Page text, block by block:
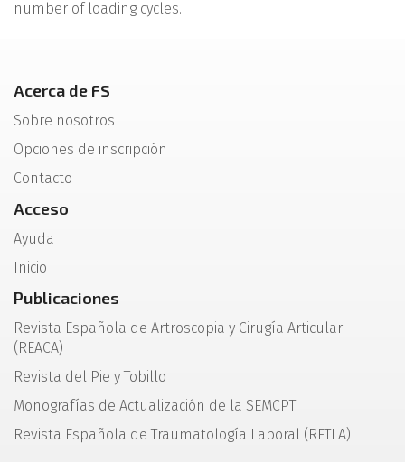
number of loading cycles.
Acerca de FS
Sobre nosotros
Opciones de inscripción
Contacto
Acceso
Ayuda
Inicio
Publicaciones
Revista Española de Artroscopia y Cirugía Articular
(REACA)
Revista del Pie y Tobillo
Monografías de Actualización de la SEMCPT
Revista Española de Traumatología Laboral (RETLA)